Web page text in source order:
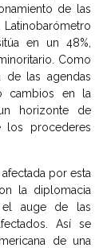
de las
en un 48%,
Como
de las agendas
cambios en la
horizonte de
los procederes
por esta
la diplomacia
auge de las
Así se
de una